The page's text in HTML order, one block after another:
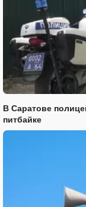
В Саратове
питбайке